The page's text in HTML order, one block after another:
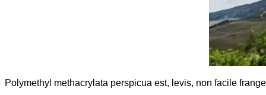
Polymethyl methacrylata perspicua est, levis, non facile